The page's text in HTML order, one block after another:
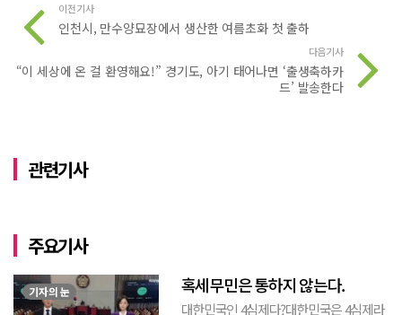
이전기사
인천시, 만수양묘장에서 생산한 여름초화 첫 출하
다음기사
“이 세상에 온 걸 환영해요!” 경기도, 아기 태어나면 ‘출생축하카
드’ 발송한다
관련기사
주요기사
기자의 눈 혹세무민은 통하지 않는다.
대한민국인 4심제다?대한민국은 4심제라